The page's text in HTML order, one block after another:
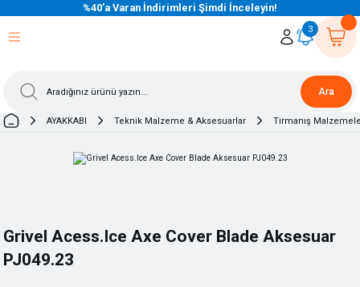
%40’a Varan İndirimleri Şimdi İnceleyin!
Ara
3
AYAKKABI Teknik Malzeme & Aksesuarlar Tırmanış
Grivel Acess.Ice Axe Cover Blade Aksesuar
PJ049.23